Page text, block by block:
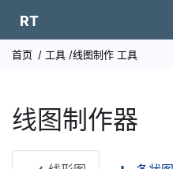
RT
首页 / 工具 /线图制作 工具
线图制作器